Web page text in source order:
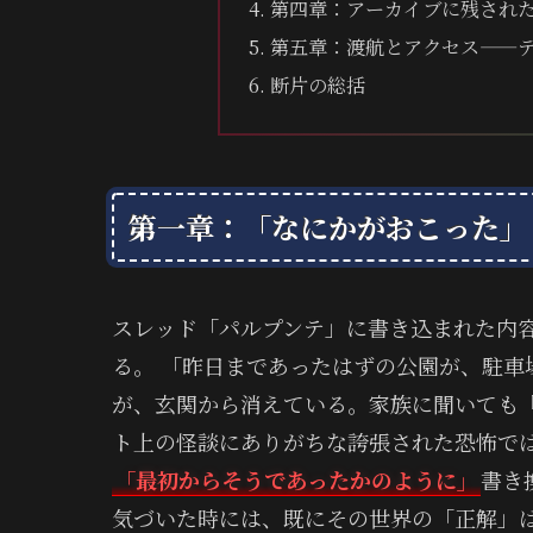
第四章：アーカイブに残され
第五章：渡航とアクセス——
断片の総括
第一章：「なにかがおこった
スレッド「パルプンテ」に書き込まれた
る。 「昨日まであったはずの公園が、駐
が、玄関から消えている。家族に聞いて
ト上の怪談にありがちな誇張された恐怖
「最初からそうであったかのように」 書き
気づいた時には、既にその世界の「正解」